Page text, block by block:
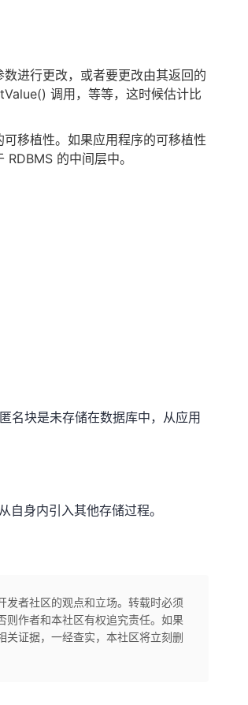
进行更改，或者要更改由其返回的
调用，等等，这时候估计比
移植性。如果应用程序的可移植性
的中间层中。
名块是未存储在数据库中，从应用
身内引入其他存储过程。
发者社区的观点和立场。转载时必须
则作者和本社区有权追究责任。如果
关证据，一经查实，本社区将立刻删